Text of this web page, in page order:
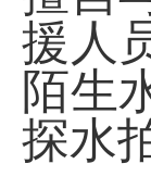
援人
陌生
探水